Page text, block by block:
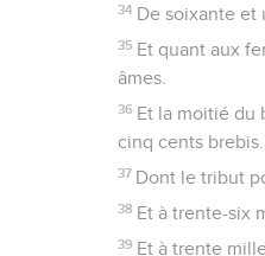
34 De soixante et
35 Et quant aux
âmes.
36 Et la moitié du
cinq cents brebis.
37 Dont le tribut
38 Et à trente-six
39 Et à trente